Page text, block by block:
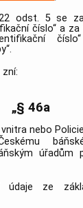
odst. 5 se
číslo“ a za
„§ 46a
nebo
úřadům
údaje ze